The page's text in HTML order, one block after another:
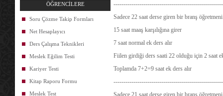
ÖĞRENCİLERE
Soru Çözme Takip Formları
Net Hesaplayıcı
Ders Çalışma Teknikleri
Meslek Eğilim Testi
Kariyer Testi
Kitap Raporu Formu
Meslek Test
Sadece 22 saat derse giren bir branş
15 saat maaş karşılığına girer
7 saat normal ek ders alır
Fiilen girdiği ders saati 22 olduğu için 2 saat
Toplamda 7+2=9 saat ek ders alır
Sadece 21 saat derse giren bir branş